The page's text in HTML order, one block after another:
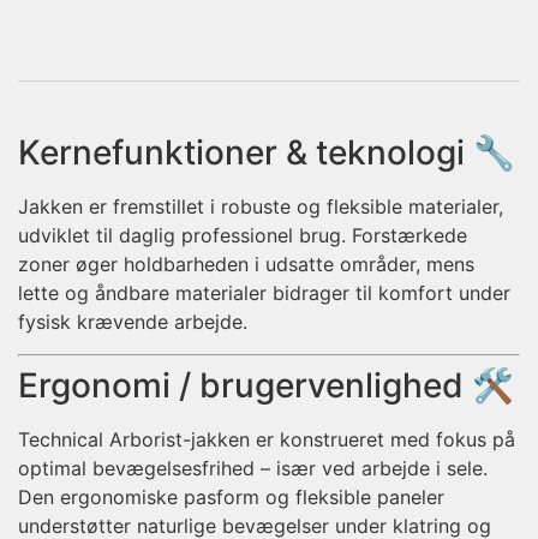
Kernefunktioner & teknologi 🔧
Jakken er fremstillet i robuste og fleksible materialer,
udviklet til daglig professionel brug. Forstærkede
zoner øger holdbarheden i udsatte områder, mens
lette og åndbare materialer bidrager til komfort under
fysisk krævende arbejde.
Ergonomi / brugervenlighed 🛠️
Technical Arborist-jakken er konstrueret med fokus på
optimal bevægelsesfrihed – især ved arbejde i sele.
Den ergonomiske pasform og fleksible paneler
understøtter naturlige bevægelser under klatring og